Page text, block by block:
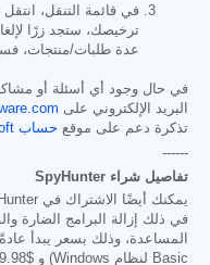
في قائمة التنقل، انتقل
ترخيصك، ستجد زرًا
عدة طلبات/منتجات،
البريد الإلكتروني على
تذكرة دعم على موقع حساب EnigmaSoft الإلكتروني
------
تفاصيل شراء SpyHunter
في ذلك إزالة البرامج الضارة
المساعدة، وذلك بسعر يبدأ
Basic لنظام Windows) و
$79.98